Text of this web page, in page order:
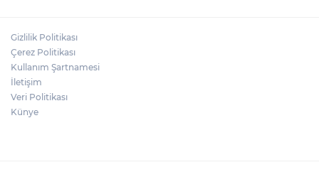
Gizlilik Politikası
Çerez Politikası
Kullanım Şartnamesi
İletişim
Veri Politikası
Künye